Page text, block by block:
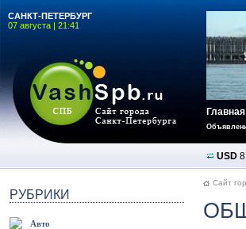
САНКТ-ПЕТЕРБУРГ
07 августа | 21:41
Главная
USD
РУБРИКИ
Авто
Сайт